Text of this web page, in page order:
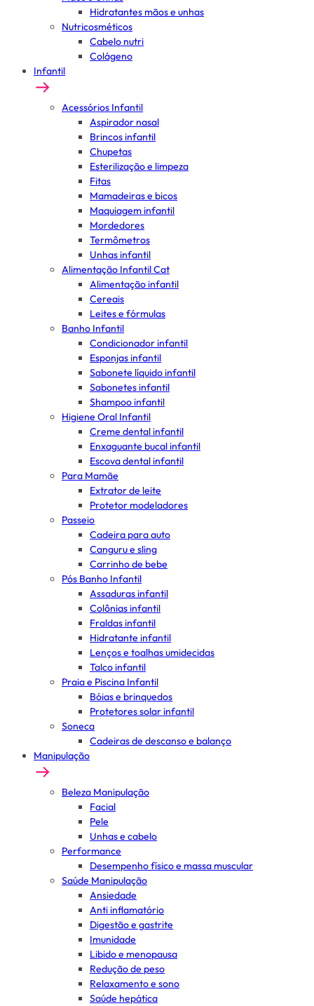
Hidratantes mãos e unhas
Nutricosméticos
Cabelo nutri
Colágeno
Infantil
Acessórios Infantil
Aspirador nasal
Brincos infantil
Chupetas
Esterilização e limpeza
Fitas
Mamadeiras e bicos
Maquiagem infantil
Mordedores
Termômetros
Unhas infantil
Alimentação Infantil Cat
Alimentação infantil
Cereais
Leites e fórmulas
Banho Infantil
Condicionador infantil
Esponjas infantil
Sabonete líquido infantil
Sabonetes infantil
Shampoo infantil
Higiene Oral Infantil
Creme dental infantil
Enxaguante bucal infantil
Escova dental infantil
Para Mamãe
Extrator de leite
Protetor modeladores
Passeio
Cadeira para auto
Canguru e sling
Carrinho de bebe
Pós Banho Infantil
Assaduras infantil
Colônias infantil
Fraldas infantil
Hidratante infantil
Lenços e toalhas umidecidas
Talco infantil
Praia e Piscina Infantil
Bóias e brinquedos
Protetores solar infantil
Soneca
Cadeiras de descanso e balanço
Manipulação
Beleza Manipulação
Facial
Pele
Unhas e cabelo
Performance
Desempenho físico e massa muscular
Saúde Manipulação
Ansiedade
Anti inflamatório
Digestão e gastrite
Imunidade
Libido e menopausa
Redução de peso
Relaxamento e sono
Saúde hepática